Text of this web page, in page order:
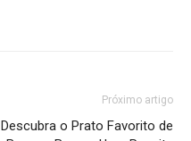
Próximo artigo
Descubra o Prato Favorito de